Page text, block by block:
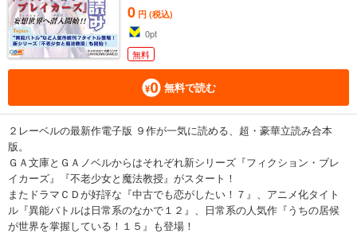
0 円 (税込)
0pt
無料
無料で読む
２レーベルの最新作電子版 ９作が一気に読める、超・豪華立読み合本
版。
ＧＡ文庫とＧＡノベルからはそれぞれ新シリーズ『フィクション・ブレ
イカーズ』『不老少女と魔法教授』がスタート！
またドラマＣＤが好評な『中古でも恋がしたい！７』、アニメ化タイト
ル『異能バトルは日常系のなかで１２』、日常系の人気作『うちの居候
が世界を掌握している！１５』も登場！